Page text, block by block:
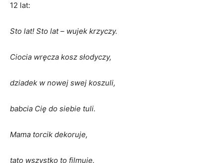
12 lat:
Sto lat! Sto lat – wujek krzyczy.
Ciocia wręcza kosz słodyczy,
dziadek w nowej swej koszuli,
babcia Cię do siebie tuli.
Mama torcik dekoruje,
tato wszystko to filmuje.